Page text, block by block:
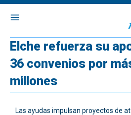
Elche refuerza su
36 convenios por
millones
Las ayudas impulsan proyectos de